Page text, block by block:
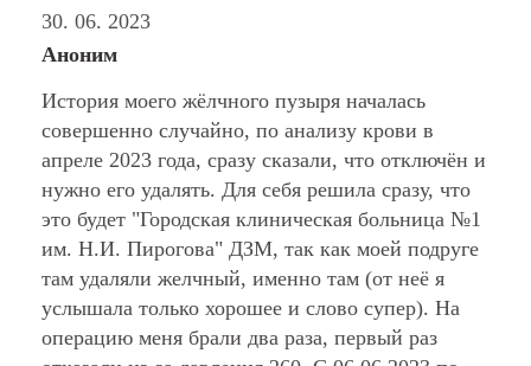
30. 06. 2023
Аноним
История моего жёлчного пузыря началась
совершенно случайно, по анализу крови в
апреле 2023 года, сразу сказали, что отключëн и
нужно его удалять. Для себя решила сразу, что
это будет "Городская клиническая больница №1
им. Н.И. Пирогова" ДЗМ, так как моей подруге
там удаляли желчный, именно там (от неё я
услышала только хорошее и слово супер). На
операцию меня брали два раза, первый раз